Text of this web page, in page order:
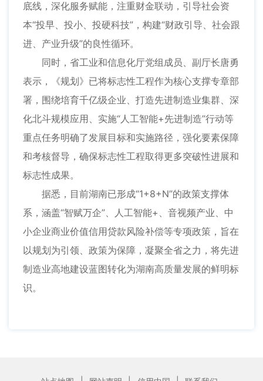
底线，深化服务赋能，注重财金联动，引导社会资
本“投早、投小、投硬科技”，构建“财政引导、社会跟
进、产业升级”的良性循环。
同时，省工业和信息化厅党组成员、副厅长唐勇
表示，《规划》已将标志性工程作为核心支撑专章部
署，围绕培育千亿级企业、打造先进制造业集群、深
化北斗规模应用、实施“人工智能+先进制造”行动等
重点任务明确了发展目标和实施路径，强化要素保障
和考核督导，确保标志性工程取得更多突破性进展和
标志性成果。
据悉，目前湖南已形成“1+8+N”的政策支撑体
系，涵盖“智赋万企”、人工智能+、音视频产业、中
小企业商业价值信用贷款风险补偿等专项政策，旨在
以规划为引领、政策为保障，凝聚全省之力，将先进
制造业高地建设蓝图转化为湖南高质量发展的鲜明标
识。